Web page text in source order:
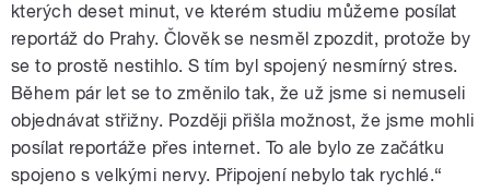
kterých deset minut, ve kterém studiu můžeme posílat
reportáž do Prahy. Člověk se nesměl zpozdit, protože by
se to prostě nestihlo. S tím byl spojený nesmírný stres.
Během pár let se to změnilo tak, že už jsme si nemuseli
objednávat střižny. Později přišla možnost, že jsme mohli
posílat reportáže přes internet. To ale bylo ze začátku
spojeno s velkými nervy. Připojení nebylo tak rychlé.“